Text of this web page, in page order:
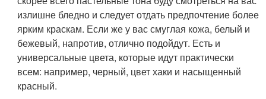
излишне бледно и следует отдать предпочтение более
ярким краскам. Если же у вас смуглая кожа, белый и
бежевый, напротив, отлично подойдут. Есть и
универсальные цвета, которые идут практически
всем: например, черный, цвет хаки и насыщенный
красный.